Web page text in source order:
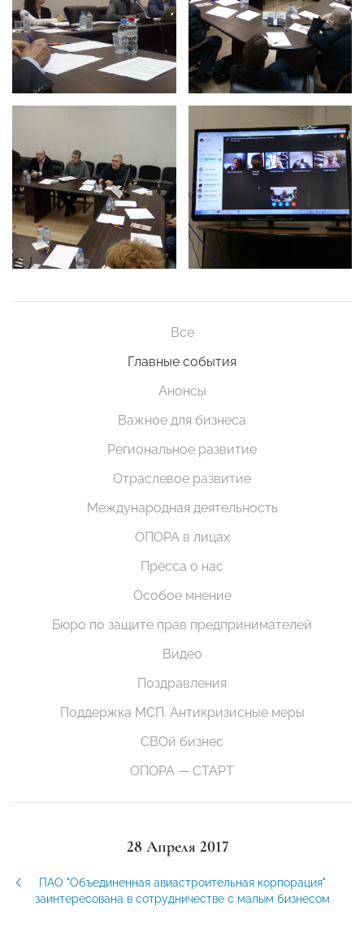
Все
Главные события
Анонсы
Важное для бизнеса
Региональное развитие
Отраслевое развитие
Международная деятельность
ОПОРА в лицах
Пресса о нас
Особое мнение
Бюро по защите прав предпринимателей
Видео
Поздравления
Поддержка МСП. Антикризисные меры
СВОй бизнес
ОПОРА — СТАРТ
28 Апреля 2017
ПАО "Объединенная авиастроительная корпорация"
заинтересована в сотрудничестве с малым бизнесом